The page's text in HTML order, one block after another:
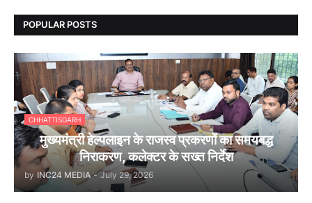
POPULAR POSTS
CHHATTISGARH
मुख्यमंत्री हेल्पलाइन के राजस्व प्रकरणों का समयबद्ध
निराकरण, कलेक्टर के सख्त निर्देश
by INC24 MEDIA - July 29, 2026